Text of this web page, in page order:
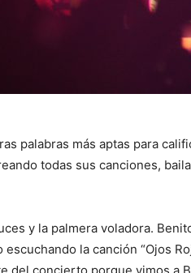
palabras más aptas para
todas sus canciones,
y la palmera voladora.
la canción “Ojos